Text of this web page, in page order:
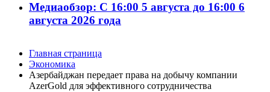
Медиаобзор: С 16:00 5 августа до 16:00 6
августа 2026 года
Главная страница
Экономика
Азербайджан передает права на добычу компании
AzerGold для эффективного сотрудничества